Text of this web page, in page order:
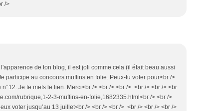
/>
de ton blog, il est joli comme cela (il était beau aussi
participe au concours muffins en folie. Peux-tu voter pour<br />
n°12. Je te mets le lien. Merci<br /> <br /> <br /> <br /> <br /> <br
rubrique,1-2-3-muffins-en-folie,1682335.html<br /> <br />
voter jusqu’au 13 juillet<br /> <br /> <br /> <br /> <br /> <br />